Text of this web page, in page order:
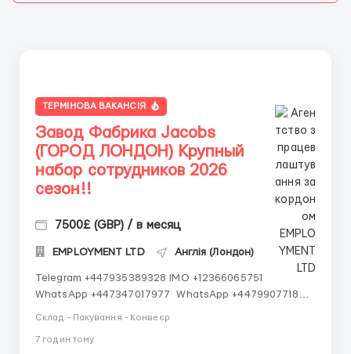
ТЕРМІНОВА ВАКАНСІЯ
Завод Фабрика Jacobs
(ГОРОД ЛОНДОН) Крупный
набор сотрудников 2026
сезон!!
7500£ (GBP) / в месяц
EMPLOYMENT LTD Англія (Лондон)
Telegram +447935389328 IMO +12366065751
WhatsApp +447347017977 WhatsApp +447990771872
ВСЕ СТРАНЫ ВСЕ НАЦИИ СДЕЛАЙ СКРИНШОТ!
Склад - Пакування - Конвеєр
7 годин тому